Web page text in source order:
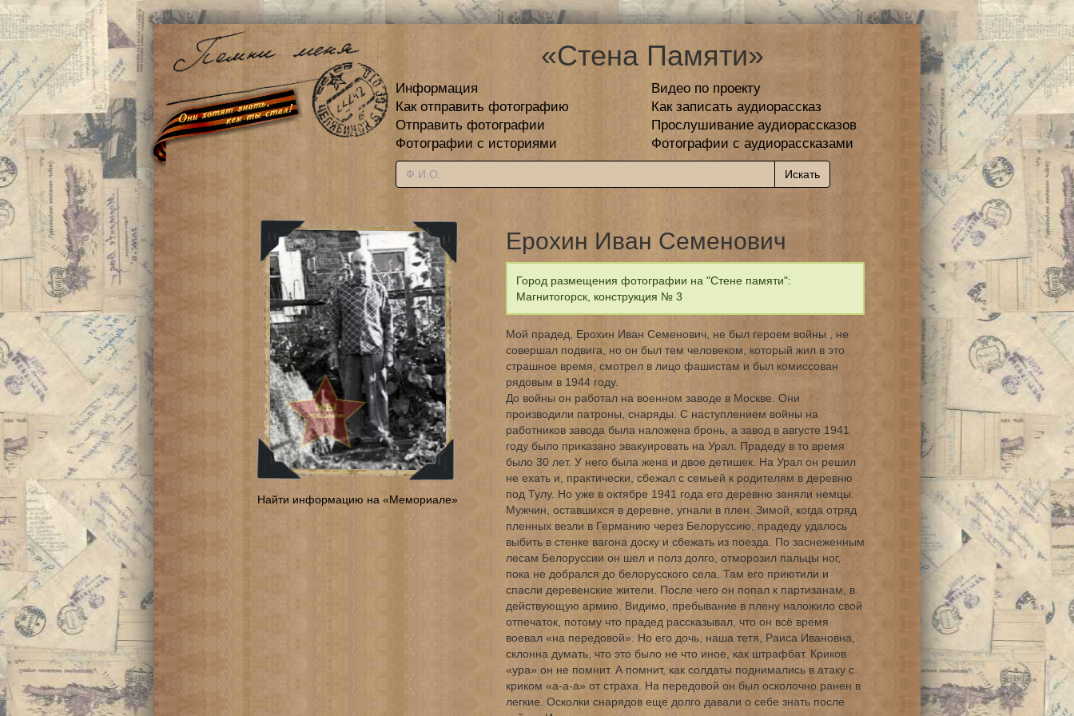
«Стена Памяти»
Информация
Видео по проекту
Как отправить фотографию
Как записать аудиорассказ
Отправить фотографии
Прослушивание аудиорассказов
Фотографии с историями
Фотографии с аудиорассказами
Найти информацию на «Мемориале»
Ерохин Иван Семенович
Город размещения фотографии на "Стене памяти":
Магнитогорск, конструкция № 3
Мой прадед, Ерохин Иван Семенович, не был героем войны , не
совершал подвига, но он был тем человеком, который жил в это
страшное время, смотрел в лицо фашистам и был комиссован
рядовым в 1944 году.
До войны он работал на военном заводе в Москве. Они
производили патроны, снаряды. С наступлением войны на
работников завода была наложена бронь, а завод в августе 1941
году было приказано эвакуировать на Урал. Прадеду в то время
было 30 лет. У него была жена и двое детишек. На Урал он решил
не ехать и, практически, сбежал с семьей к родителям в деревню
под Тулу. Но уже в октябре 1941 года его деревню заняли немцы.
Мужчин, оставшихся в деревне, угнали в плен. Зимой, когда отряд
пленных везли в Германию через Белоруссию, прадеду удалось
выбить в стенке вагона доску и сбежать из поезда. По заснеженным
лесам Белоруссии он шел и полз долго, отморозил пальцы ног,
пока не добрался до белорусского села. Там его приютили и
спасли деревенские жители. После чего он попал к партизанам, в
действующую армию. Видимо, пребывание в плену наложило свой
отпечаток, потому что прадед рассказывал, что он всё время
воевал «на передовой». Но его дочь, наша тетя, Раиса Ивановна,
склонна думать, что это было не что иное, как штрафбат. Криков
«ура» он не помнит. А помнит, как солдаты поднимались в атаку с
криком «а-а-а» от страха. На передовой он был осколочно ранен в
легкие. Осколки снарядов еще долго давали о себе знать после